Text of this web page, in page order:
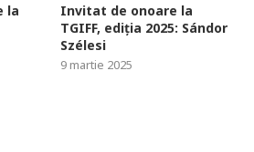
la
Invitat de onoare la
TGIFF, ediția 2025: Sándor
Szélesi
9 martie 2025